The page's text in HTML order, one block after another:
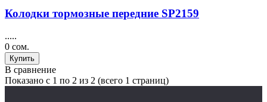
Колодки тормозные передние SP2159
.....
0 сом.
Купить
В сравнение
Показано с 1 по 2 из 2 (всего 1 страниц)